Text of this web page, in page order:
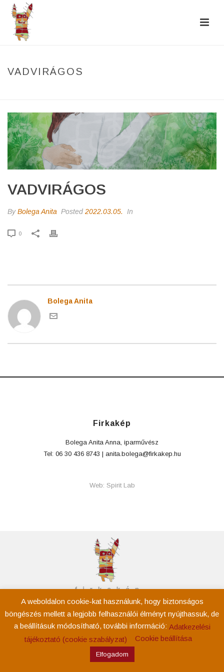
VADVIRÁGOS
VADVIRÁGOS
ByBolega Anita Posted 2022.03.05. In
0
Bolega Anita
Firkakép
Bolega Anita Anna, iparművész
Tel: 06 30 436 8743 | anita.bolega@firkakep.hu
Web: Spirit Lab
Kezdőoldal
Rólam
Tevékenység
Kapcsolat
A weboldalon cookie-kat használunk, hogy biztonságos
böngészés mellett a legjobb felhasználói élményt nyújthassuk, de
a beállításuk módosítható, további információ: Adatkezelési
tájékoztató (cookie szabályzat)
Cookie beállítása
Elfogadom